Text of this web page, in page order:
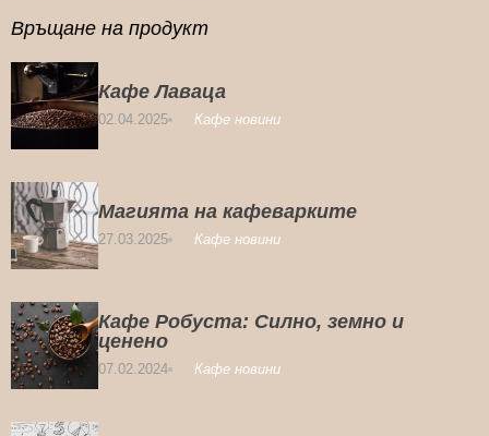
Връщане на продукт
Кафе Лаваца
02.04.2025 Кафе новини
Магията на кафеварките
27.03.2025 Кафе новини
Кафе Робуста: Силно, земно и
ценено
07.02.2024 Кафе новини